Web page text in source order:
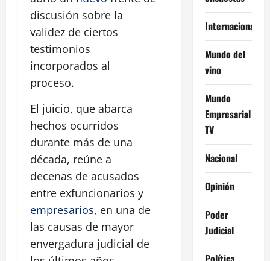
discusión sobre la
validez de ciertos
testimonios
incorporados al
proceso.
El juicio, que abarca
hechos ocurridos
durante más de una
década, reúne a
decenas de acusados
entre exfuncionarios y
empresarios, en una de
las causas de mayor
envergadura judicial de
Internacional
Mundo del
vino
Mundo
Empresarial
TV
Nacional
Opinión
Poder
Judicial